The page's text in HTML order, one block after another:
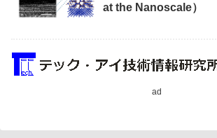
at the Nanoscale）
ad